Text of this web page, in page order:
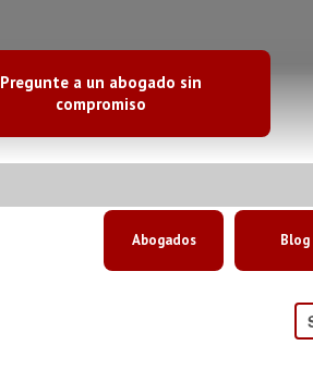
Pregunte a un abogado sin
compromiso
Abogados Blog